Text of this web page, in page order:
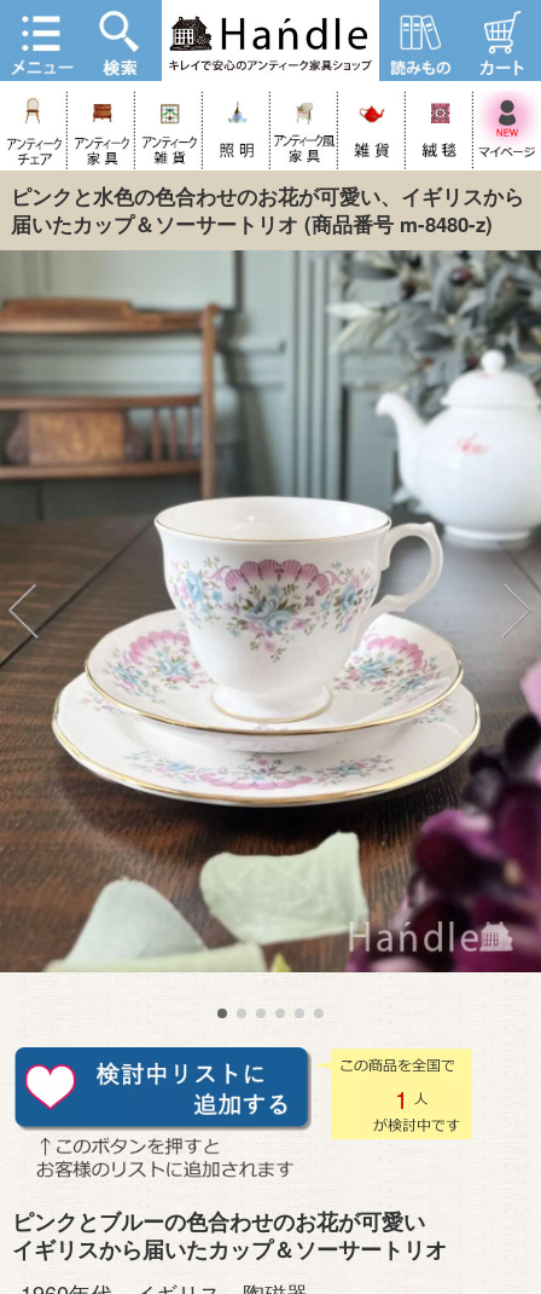
ピンクと水色の色合わせのお花が可愛い、イギリスから
届いたカップ＆ソーサートリオ (商品番号 m-8480-z)
1
ピンクとブルーの色合わせのお花が可愛い
イギリスから届いたカップ＆ソーサートリオ